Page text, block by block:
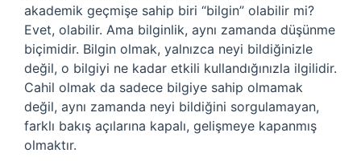
akademik geçmişe sahip biri “bilgin” olabilir mi?
Evet, olabilir. Ama bilginlik, aynı zamanda düşünme
biçimidir. Bilgin olmak, yalnızca neyi bildiğinizle
değil, o bilgiyi ne kadar etkili kullandığınızla ilgilidir.
Cahil olmak da sadece bilgiye sahip olmamak
değil, aynı zamanda neyi bildiğini sorgulamayan,
farklı bakış açılarına kapalı, gelişmeye kapanmış
olmaktır.